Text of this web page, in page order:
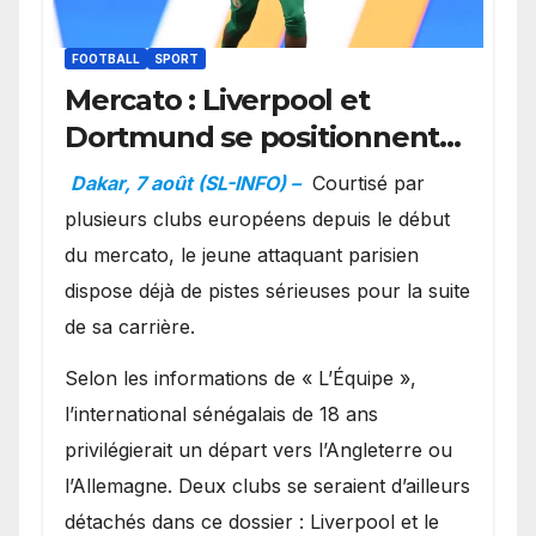
FOOTBALL SPORT
Mercato : Liverpool et
Dortmund se positionnent
en favoris pour recruter
Ibrahim Mbaye
Dakar, 7 août (SL-INFO) – Courtisé par
plusieurs clubs européens depuis le début
du mercato, le jeune attaquant parisien
dispose déjà de pistes sérieuses pour la suite
de sa carrière.
Selon les informations de « L’Équipe »,
l’international sénégalais de 18 ans
privilégierait un départ vers l’Angleterre ou
l’Allemagne. Deux clubs se seraient d’ailleurs
détachés dans ce dossier : Liverpool et le